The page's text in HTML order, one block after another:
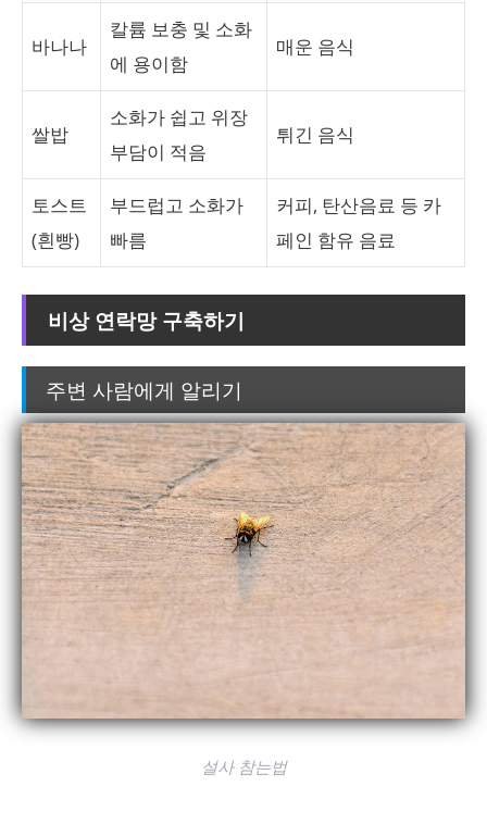
바나나
칼륨 보충 및 소화
에 용이함
매운 음식
쌀밥
소화가 쉽고 위장
부담이 적음
튀긴 음식
토스트
(흰빵)
부드럽고 소화가
빠름
커피, 탄산음료 등 카
페인 함유 음료
비상 연락망 구축하기
주변 사람에게 알리기
설사 참는법